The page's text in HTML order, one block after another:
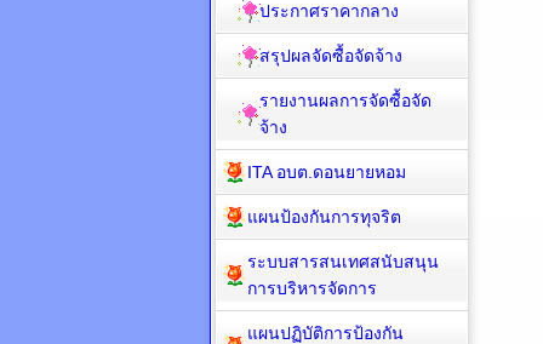
ประกาศราคากลาง
สรุปผลจัดซื้อจัดจ้าง
รายงานผลการจัดซื้อจัด
จ้าง
ITA อบต.ดอนยายหอม
แผนป้องกันการทุจริต
ระบบสารสนเทศสนับสนุน
การบริหารจัดการ
แผนปฏิบัติการป้องกัน